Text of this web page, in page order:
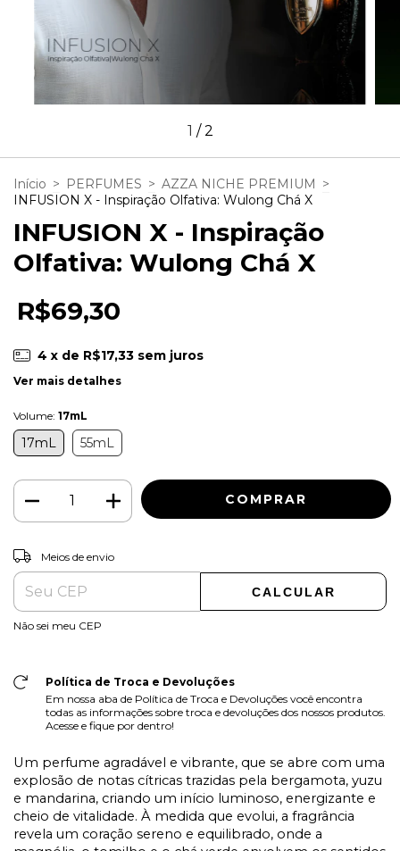
1 /2
Início > PERFUMES > AZZA NICHE PREMIUM >
INFUSION X - Inspiração Olfativa: Wulong Chá X
INFUSION X - Inspiração
Olfativa: Wulong Chá X
R$69,30
4 x de R$17,33 sem juros
Ver mais detalhes
Volume: 17mL
17mL 55mL
Entregas para o CEP:
Meios de envio
CALCULAR
Não sei meu CEP
Política de Troca e Devoluções
Em nossa aba de Política de Troca e Devoluções você encontra
todas as informações sobre troca e devoluções dos nossos produtos.
Acesse e fique por dentro!
Um perfume agradável e vibrante, que se abre com uma
explosão de notas cítricas trazidas pela bergamota, yuzu
e mandarina, criando um início luminoso, energizante e
cheio de vitalidade. À medida que evolui, a fragrância
revela um coração sereno e equilibrado, onde a